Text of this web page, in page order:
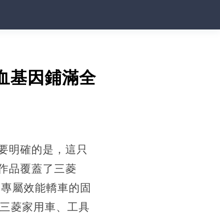
基因鋪滿全
明確的是，這只
品覆蓋了三菱
屬效能轎車的固
菱家用車、工具